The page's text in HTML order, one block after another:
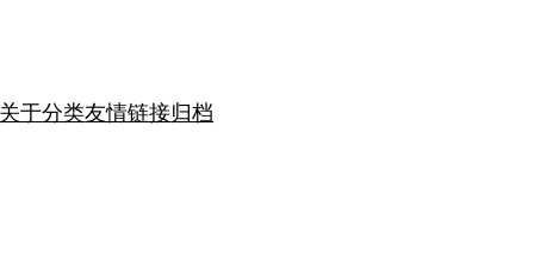
关于分类友情链接归档